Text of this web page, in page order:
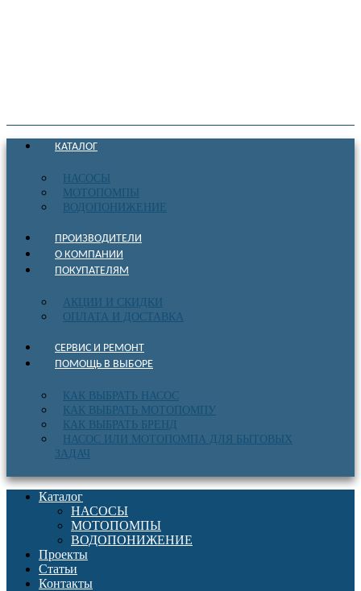
КАТАЛОГ
НАСОСЫ
МОТОПОМПЫ
ВОДОПОНИЖЕНИЕ
ПРОИЗВОДИТЕЛИ
О КОМПАНИИ
ПОКУПАТЕЛЯМ
АКЦИИ И СКИДКИ
ОПЛАТА И ДОСТАВКА
СЕРВИС И РЕМОНТ
ПОМОЩЬ В ВЫБОРЕ
КАК ВЫБРАТЬ НАСОС
КАК ВЫБРАТЬ МОТОПОМПУ
КАК ВЫБРАТЬ БРЕНД
НАСОС ИЛИ МОТОПОМПА ДЛЯ БЫТОВЫХ
ЗАДАЧ
Каталог
НАСОСЫ
МОТОПОМПЫ
ВОДОПОНИЖЕНИЕ
Проекты
Статьи
Контакты